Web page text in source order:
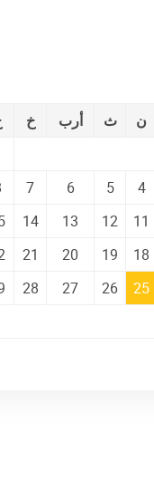
ن ث أرب خ
4
5
6
7
11
12
13
14
18
19
20
21
25
26
27
28